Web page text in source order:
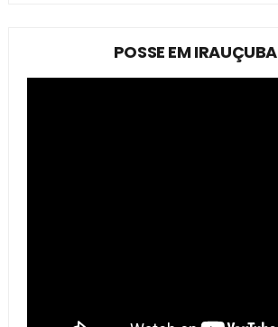
POSSE EM IRAUÇUBA